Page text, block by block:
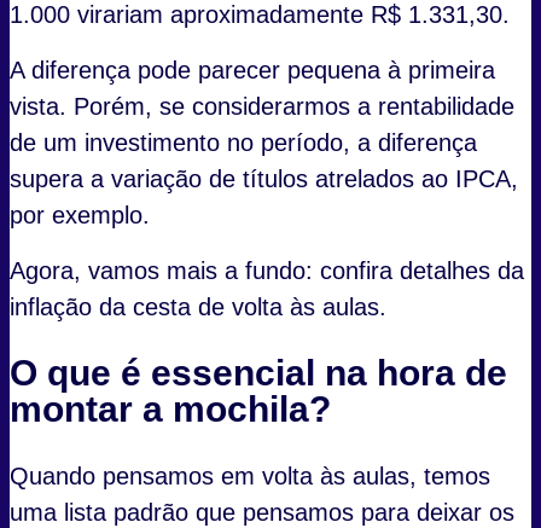
1.000 virariam aproximadamente R$ 1.331,30.
A diferença pode parecer pequena à primeira
vista. Porém, se considerarmos a rentabilidade
de um investimento no período, a diferença
supera a variação de títulos atrelados ao IPCA,
por exemplo.
Agora, vamos mais a fundo: confira detalhes da
inflação da cesta de volta às aulas.
O que é essencial na hora de
montar a mochila?
Quando pensamos em volta às aulas, temos
uma lista padrão que pensamos para deixar os